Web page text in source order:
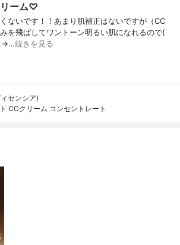
ーム♡
ないです！！あまり肌補正はないですが（CC
を飛ばしてワントーン明るい肌になれるので(
→…続きを見る
センシア)
CCクリーム コンセントレート